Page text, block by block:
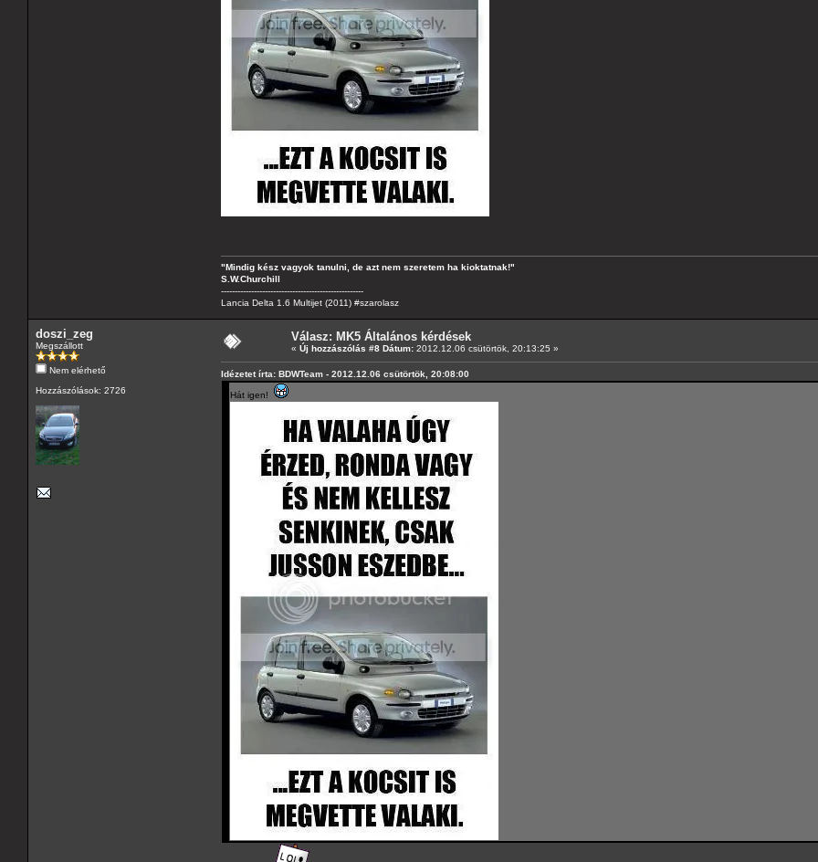
"Mindig kész vagyok tanulni, de azt nem szeretem ha kioktatnak!"
S.W.Churchill
----------------------------------------------------
Lancia Delta 1.6 Multijet (2011) #szarolasz
doszi_zeg
Megszállott
Nem elérhető
Hozzászólások: 2726
Válasz: MK5 Általános kérdések
« Új hozzászólás #8 Dátum: 2012.12.06 csütörtök, 20:13:25 »
Idézetet írta: BDWTeam - 2012.12.06 csütörtök, 20:08:00
Hát igen!